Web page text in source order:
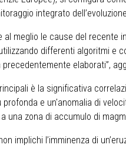
integrato
al meglio le cause del recente
differenti algoritmi e
elaborati”,
è la significativa
e un'anomalia di
una zona di accumulo di
implichi l’imminenza di